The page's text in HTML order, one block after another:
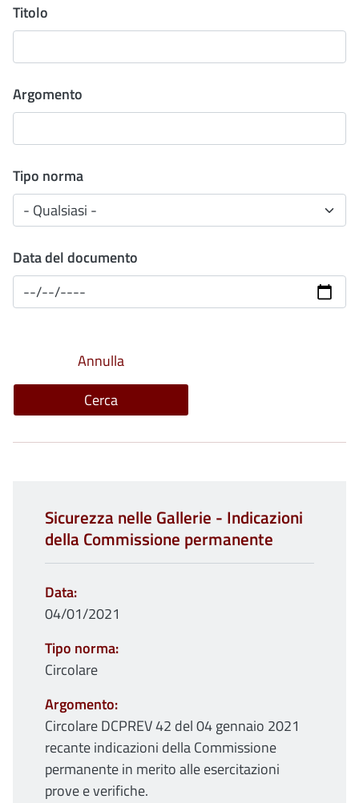
Titolo
Argomento
Tipo norma
Data del documento
Sicurezza nelle Gallerie - Indicazioni
della Commissione permanente
Data
04/01/2021
Tipo norma
Circolare
Argomento
Circolare DCPREV 42 del 04 gennaio 2021
recante indicazioni della Commissione
permanente in merito alle esercitazioni
prove e verifiche.